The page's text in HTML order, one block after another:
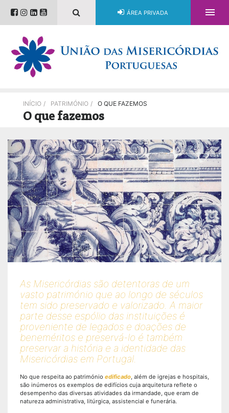
ÁREA PRIVADA 
INÍCIO / PATRIMÓNIO / O QUE FAZEMOS
O que fazemos
As Misericórdias são detentoras de um
vasto património que ao longo de séculos
tem sido preservado e valorizado. A maior
parte desse espólio das instituições é
proveniente de legados e doações de
beneméritos e preservá-lo é também
preservar a história e a identidade das
Misericórdias em Portugal.
No que respeita ao património edificado , além de igrejas e hospitais,
são inúmeros os exemplos de edifícios cuja arquitetura reflete o
desempenho das diversas atividades da irmandade, que eram de
natureza administrativa, litúrgica, assistencial e funerária.